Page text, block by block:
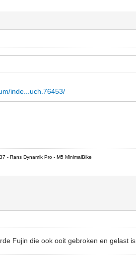
inde...uch.76453/
- Rans Dynamik Pro - M5 MinimalBike
Fujin die ook ooit gebroken en gelast is.